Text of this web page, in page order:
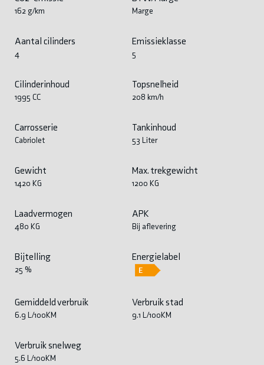
162 g/km Marge
Aantal cilinders
4
Emissieklasse
5
Cilinderinhoud
1995 CC
Topsnelheid
208 km/h
Carrosserie
Cabriolet
Tankinhoud
53 Liter
Gewicht
1420 KG
Max. trekgewicht
1200 KG
Laadvermogen
480 KG
APK
Bij aflevering
Bijtelling
25 %
Energielabel
Gemiddeld verbruik
6.9 L/100KM
Verbruik stad
9.1 L/100KM
Verbruik snelweg
5.6 L/100KM